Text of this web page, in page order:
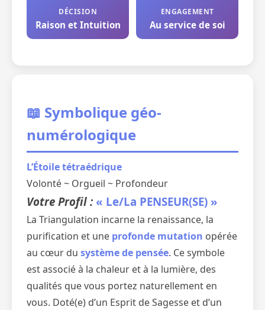
DÉCISION
Raison et Intuition
ENGAGEMENT
Au service de soi
📖 Symbolique géo-
numérologique
L’Étoile tétraédrique
Volonté ~ Orgueil ~ Profondeur
Votre Profil : « Le/La PENSEUR(SE) »
La Triangulation incarne la renaissance, la
purification et une profonde mutation opérée
au cœur du système de pensée. Ce symbole
est associé à la chaleur et à la lumière, des
qualités que vous portez naturellement en
vous. Doté(e) d’un Esprit de Sagesse et d’un